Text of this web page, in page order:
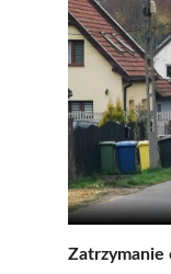
Zatrzymanie